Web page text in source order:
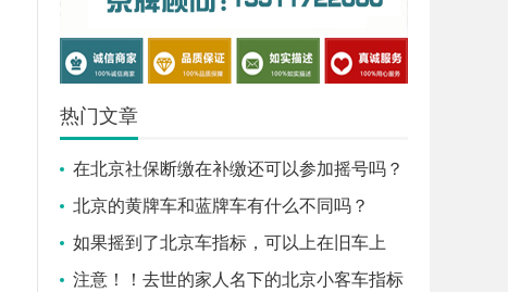
热门文章
在北京社保断缴在补缴还可以参加摇号吗？
北京的黄牌车和蓝牌车有什么不同吗？
如果摇到了北京车指标，可以上在旧车上
吗？
注意！！去世的家人名下的北京小客车指标